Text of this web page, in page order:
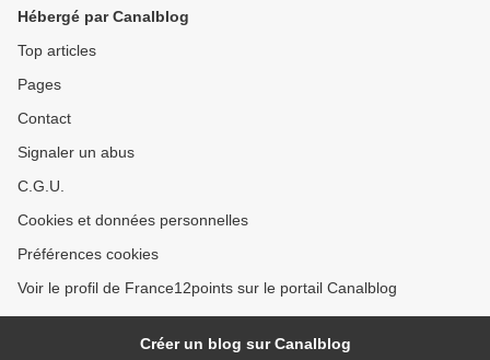
Hébergé par Canalblog
Top articles
Pages
Contact
Signaler un abus
C.G.U.
Cookies et données personnelles
Préférences cookies
Voir le profil de France12points sur le portail Canalblog
Créer un blog sur Canalblog